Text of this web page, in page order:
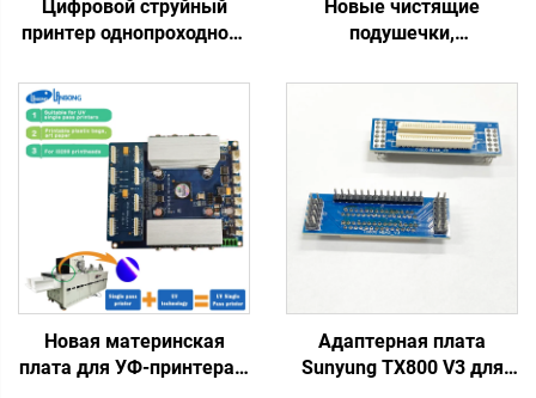
Цифровой струйный
принтер однопроходного
HP формата A4, для
печати на пакетах,
чашках, веерах,
однопроходная плата
975/972/973/974, водные
чернила
Новые чистящие
подушечки,
для печатающих головок
крышка, впитывающая
чернила, для магазинов
экосольвентной/DTF/УФ-
печати
Новая материнская
плата для УФ-принтера с
Адаптерная плата
Sunyung TX800 V3 для